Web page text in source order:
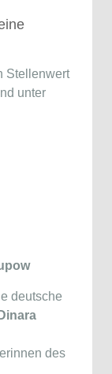
Stellenwert
unter
deutsche
Dinara
des